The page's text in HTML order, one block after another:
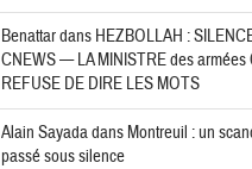
Benattardans HEZBOLLAH :
CNEWS — LA MINISTRE des armées
REFUSE DE DIRE LES MOTS
Alain Sayadadans Montreuil : un
passé sous silence